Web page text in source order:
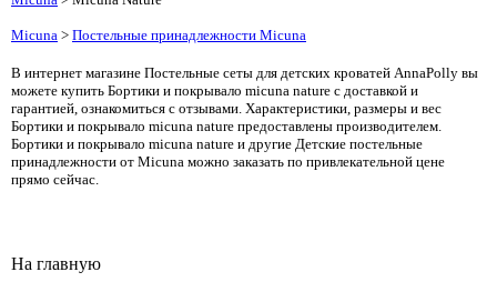
Micuna > Постельные принадлежности Micuna
В интернет магазине Постельные сеты для детских кроватей AnnaPolly вы
можете купить Бортики и покрывало micuna nature с доставкой и
гарантией, ознакомиться с отзывами. Характеристики, размеры и вес
Бортики и покрывало micuna nature предоставлены производителем.
Бортики и покрывало micuna nature и другие Детские постельные
принадлежности от Micuna можно заказать по привлекательной цене
прямо сейчас.
На главную